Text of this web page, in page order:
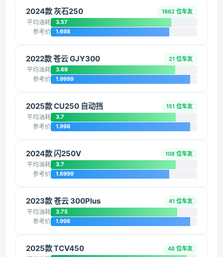
2024款 灰石250 1862 位车友
平均油耗 3.57
参考价 1.698
2022款 苍云 GJY300 21 位车友
平均油耗 3.69
参考价 1.9999
2025款 CU250 自动挡 151 位车友
平均油耗 3.7
参考价 1.998
2024款 闪250V 108 位车友
平均油耗 3.7
参考价 1.6999
2023款 苍云 300Plus 41 位车友
平均油耗 3.75
参考价 1.998
2025款 TCV450 48 位车友